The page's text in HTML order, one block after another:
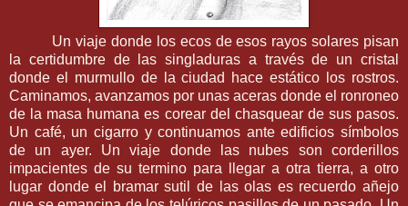
Un viaje donde los ecos de esos rayos solares pisan
la certidumbre de las singladuras a través de un cristal
donde el murmullo de la ciudad hace estático los rostros.
Caminamos, avanzamos por unas aceras donde el ronroneo
de la masa humana es corear del chasquear de sus pasos.
Un café, un cigarro y continuamos ante edificios símbolos
de un ayer. Un viaje donde las nubes son corderillos
impacientes de su termino para llegar a otra tierra, a otro
lugar donde el bramar sutil de las olas es recuerdo añejo